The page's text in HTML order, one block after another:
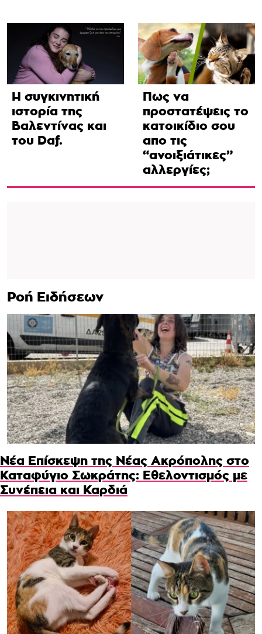
Η συγκινητική
ιστορία της
Βαλεντίνας και
του Daf.
Πως να
προστατέψεις το
κατοικίδιο σου
απο τις
“ανοιξιάτικες”
αλλεργίες;
Ροή Ειδήσεων
Νέα Επίσκεψη της Νέας Ακρόπολης στο
Καταφύγιο Σωκράτης: Εθελοντισμός με
Συνέπεια και Καρδιά